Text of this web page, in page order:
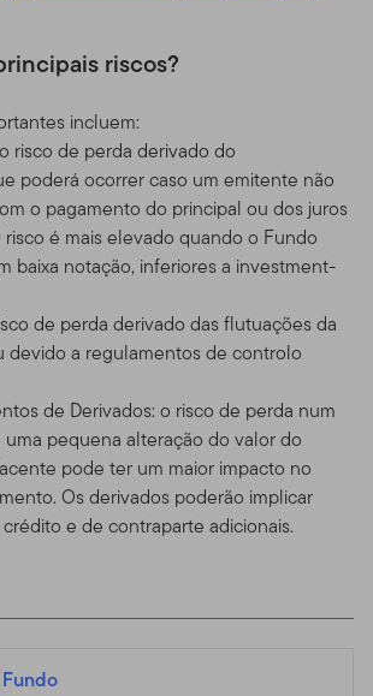
riscos?
incluem:
risco de perda derivado do
poderá ocorrer caso um emitente não
o pagamento do principal ou dos juros
é mais elevado quando o Fundo
baixa notação, inferiores a investment-
de perda derivado das flutuações da
devido a regulamentos de controlo
de Derivados: o risco de perda num
pequena alteração do valor do
pode ter um maior impacto no
Os derivados poderão implicar
e de contraparte adicionais.